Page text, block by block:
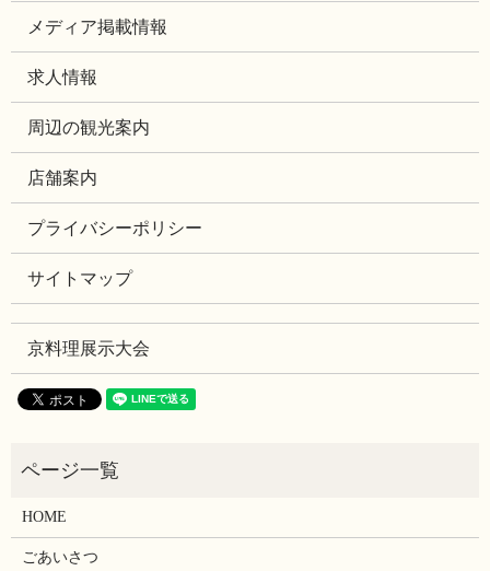
メディア掲載情報
求人情報
周辺の観光案内
店舗案内
プライバシーポリシー
サイトマップ
京料理展示大会
HOME
ごあいさつ